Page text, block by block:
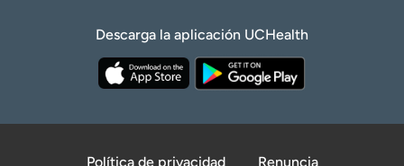
Descarga la aplicación UCHealth
Política de privacidad Renuncia